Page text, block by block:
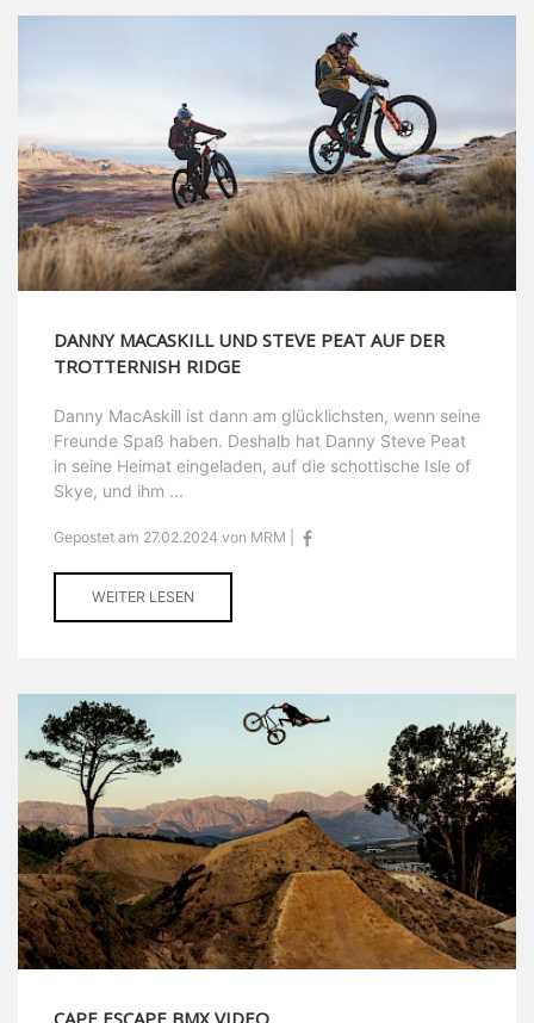
DANNY MACASKILL UND STEVE PEAT AUF DER
TROTTERNISH RIDGE
Danny MacAskill ist dann am glücklichsten, wenn seine
Freunde Spaß haben. Deshalb hat Danny Steve Peat
in seine Heimat eingeladen, auf die schottische Isle of
Skye, und ihm ...
Gepostet am 27.02.2024 von MRM |
WEITER LESEN
CAPE ESCAPE BMX VIDEO